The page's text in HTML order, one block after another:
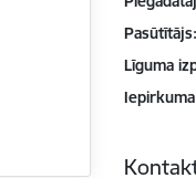
Pasūtītājs
Līguma